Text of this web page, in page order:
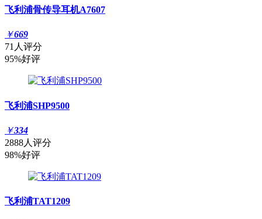
飞利浦骨传导耳机A7607
￥669
71人评分
95%好评
飞利浦SHP9500
￥334
2888人评分
98%好评
飞利浦TAT1209